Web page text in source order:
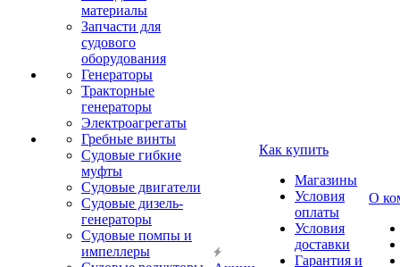
материалы
Запчасти для
судового
оборудования
Генераторы
Тракторные
генераторы
Электроагрегаты
Гребные винты
Судовые гибкие
муфты
Судовые двигатели
Судовые дизель-
генераторы
Судовые помпы и
импеллеры
Как купить
Магазины
Условия
оплаты
Условия
доставки
Гарантия и
О